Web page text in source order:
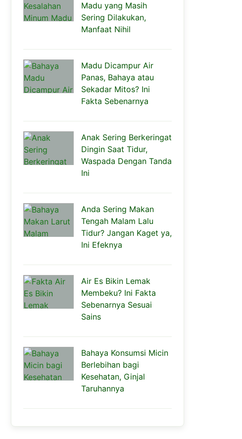
Madu yang Masih
Sering Dilakukan,
Manfaat Nihil
Madu Dicampur Air
Panas, Bahaya atau
Sekadar Mitos? Ini
Fakta Sebenarnya
Anak Sering Berkeringat
Dingin Saat Tidur,
Waspada Dengan Tanda
Ini
Anda Sering Makan
Tengah Malam Lalu
Tidur? Jangan Kaget ya,
Ini Efeknya
Air Es Bikin Lemak
Membeku? Ini Fakta
Sebenarnya Sesuai
Sains
Bahaya Konsumsi Micin
Berlebihan bagi
Kesehatan, Ginjal
Taruhannya